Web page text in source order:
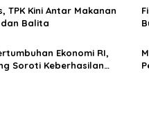
TPK Kini Antar Makanan
Balita
Ekonomi RI,
Soroti Keberhasilan